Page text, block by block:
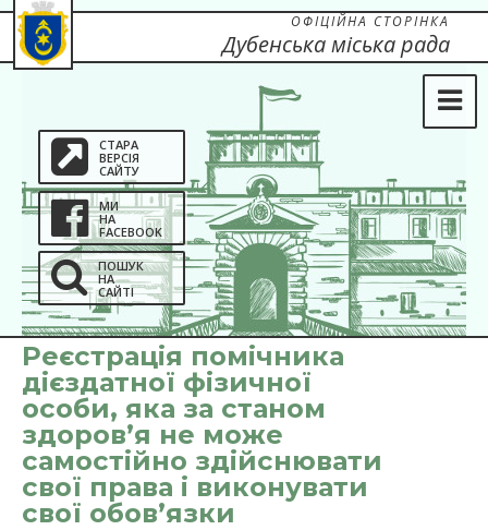
СТАРА
ВЕРСІЯ
САЙТУ
МИ
НА
FACEBOOK
ПОШУК
НА
САЙТІ
ОФІЦІЙНА СТОРІНКА
Дубенська міська рада
Реєстрація помічника
дієздатної фізичної
особи, яка за станом
здоров’я не може
самостійно здійснювати
свої права і виконувати
свої обов’язки